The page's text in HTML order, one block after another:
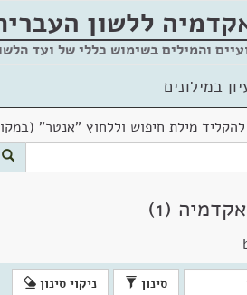
ללשון
והמילים בשימוש כללי של ועד
במילונים
להקליד מילת חיפוש וללחוץ "אנטר"
(1)
סינון ניקוי סינון